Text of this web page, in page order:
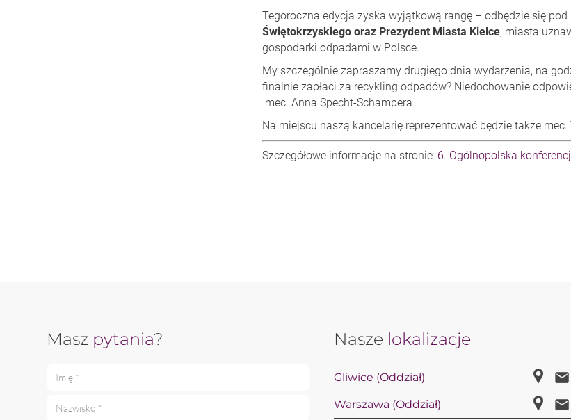
Tegoroczna edycja zyska wyjątkową rangę – odbędzie się pod
Świętokrzyskiego oraz Prezydent Miasta Kielce, miasta
gospodarki odpadami w Polsce.
My szczególnie zapraszamy drugiego dnia wydarzenia, na
finalnie zapłaci za recykling odpadów? Niedochowanie
mec. Anna Specht-Schampera.
Na miejscu naszą kancelarię reprezentować będzie także
Szczegółowe informacje na stronie: 6. Ogólnopolska
Masz pytania?
Imię *
Nazwisko *
Nasze lokalizacje
Gliwice (Oddział)
Warszawa (Oddział)